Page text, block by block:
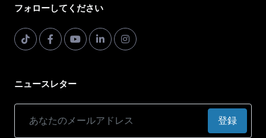
フォローしてください
ニュースレター
登録